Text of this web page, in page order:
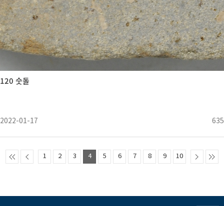
120 숫돌
2022-01-17 635
1 2 3 4 5 6 7 8 9 10